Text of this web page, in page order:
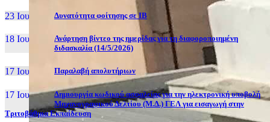
23 Ιουν, 26 Δυνατότητα φοίτησης σε ΙΒ
18 Ιουν, 26
Ανάρτηση βίντεο της ημερίδας για τη διαφοροποιημένη
διδασκαλία (14/5/2026)
17 Ιουν, 26 Παραλαβή απολυτήριων
17 Ιουν, 26
Δημιουργία κωδικού ασφαλείας για την ηλεκτρονική υποβολή
Μηχανογραφικού Δελτίου (Μ.Δ.) ΓΕΛ για εισαγωγή στην
Τριτοβάθμια Εκπαίδευση